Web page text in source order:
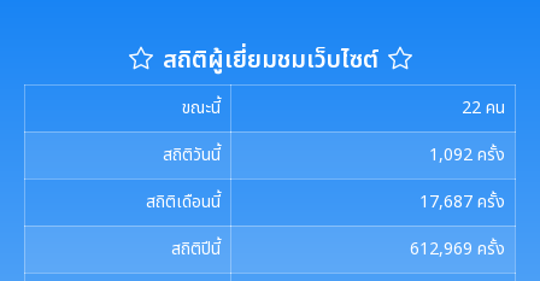
สถิติผู้เยี่ยมชมเว็บไซต์
ขณะนี้ 22คน
สถิติวันนี้
1,092ครั้ง
สถิติเดือนนี้
17,687ครั้ง
สถิติปีนี้
612,969 ครั้ง